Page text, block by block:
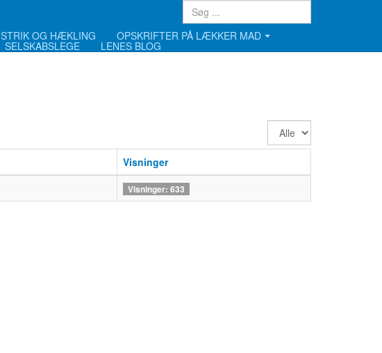
STRIK OG HÆKLING OPSKRIFTER PÅ LÆKKER MAD
SELSKABSLEGE LENES BLOG
Vis
#
Visninger
Visninger: 633